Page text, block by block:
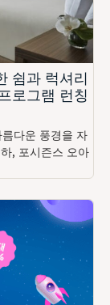
쉼과 럭셔리
로그램 런칭
다운 풍경을 자
, 포시즌스 오아